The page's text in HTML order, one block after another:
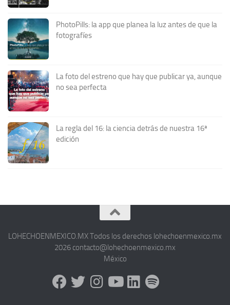
PhotoPills: la app que planea la luz antes de que la
fotografíes
La foto del estreno que hay que publicar ya, aunque
no sea perfecta
La regla del 16: la ciencia detrás de nuestra 16ª
edición
LOHECHOENMEXICO.MX Todos los derechos lohechoenmexico.mx
2026 contacto@lohechoenmexico.mx
México